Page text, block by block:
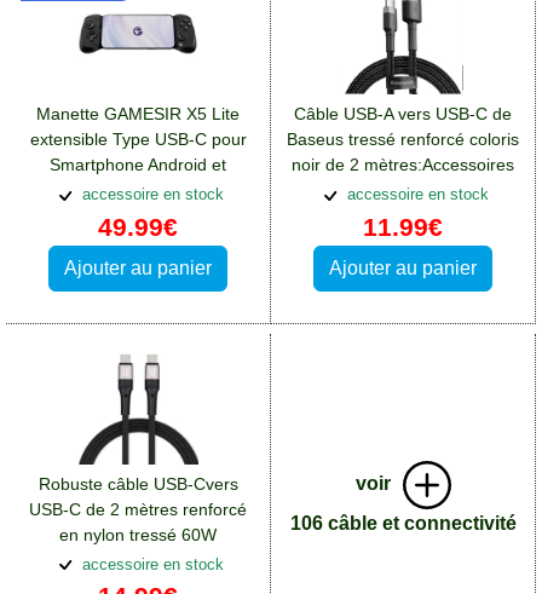
Manette GAMESIR X5 Lite
extensible Type USB-C pour
Smartphone Android et
iPhone:Accessoires Xiaomi 14
Ultra
accessoire en stock
49.99€
Ajouter au panier
Câble USB-A vers USB-C de
Baseus tressé renforcé coloris
noir de 2 mètres:Accessoires
Xiaomi 14 Ultra
accessoire en stock
11.99€
Ajouter au panier
Robuste câble USB-Cvers
USB-C de 2 mètres renforcé
en nylon tressé 60W
Bluestar:Accessoires Xiaomi
14 Ultra
accessoire en stock
voir
106 câble et connectivité